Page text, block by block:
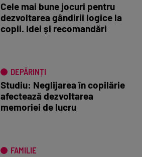
Cele mai bune jocuri pentru
dezvoltarea gândirii logice la
copii. Idei și recomandări
DEPĂRINȚI
Studiu: Neglijarea în copilărie
afectează dezvoltarea
memoriei de lucru
FAMILIE